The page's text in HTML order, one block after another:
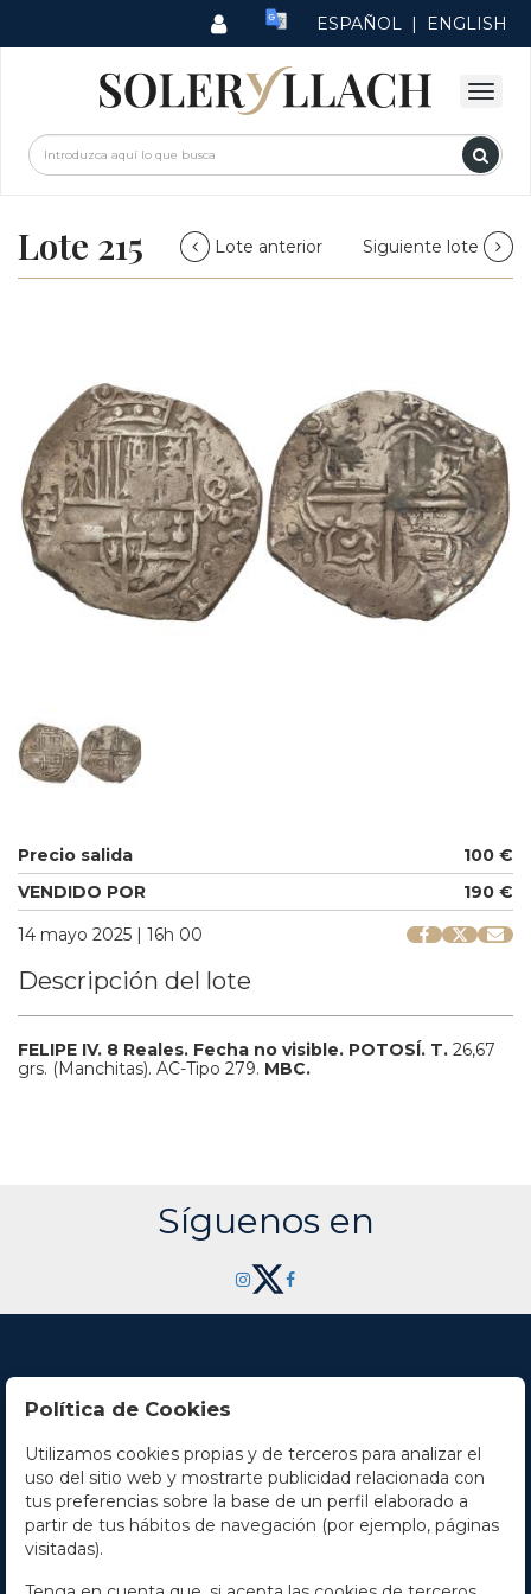
ESPAÑOL | ENGLISH
Lote 215 Lote anterior Siguiente lote
Precio salida
100 €
VENDIDO POR
190 €
14 mayo 2025 | 16h 00
Descripción del lote
FELIPE IV. 8 Reales. Fecha no visible. POTOSÍ. T. 26,67
grs. (Manchitas). AC-Tipo 279. MBC.
Síguenos en
Contacto
Horario
La empresa
Política de Cookies
Utilizamos cookies propias y de terceros para analizar el
uso del sitio web y mostrarte publicidad relacionada con
tus preferencias sobre la base de un perfil elaborado a
partir de tus hábitos de navegación (por ejemplo, páginas
visitadas).